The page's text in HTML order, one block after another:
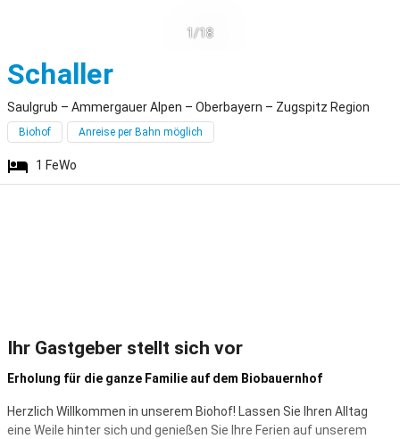
1/18
SchallerSaulgrub
Saulgrub – Ammergauer Alpen – Oberbayern – Zugspitz Region
Biohof Anreise per Bahn möglich
1 FeWo
Ihr Gastgeber stellt sich vor
Erholung für die ganze Familie auf dem Biobauernhof
Herzlich Willkommen in unserem Biohof! Lassen Sie Ihren Alltag
eine Weile hinter sich und genießen Sie Ihre Ferien auf unserem